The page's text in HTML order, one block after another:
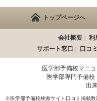
トップページへ
会社概要 利
サポート窓口
口コ
医学部予備校マニ
医学部専門予備
出
※医学部予備校検索サイト口コミ掲載